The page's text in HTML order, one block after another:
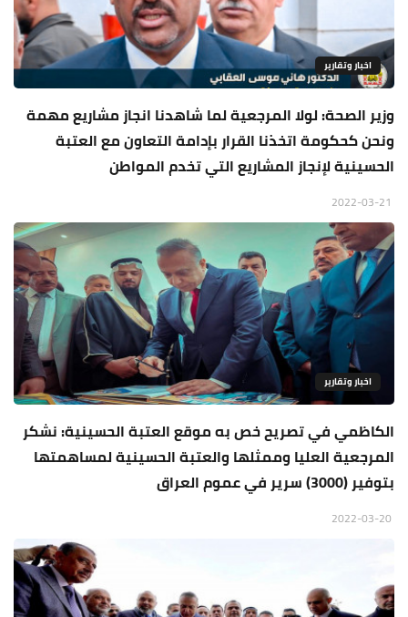
اخبار وتقارير
وزير الصحة: لولا المرجعية لما شاهدنا انجاز مشاريع مهمة
ونحن كحكومة اتخذنا القرار بإدامة التعاون مع العتبة
الحسينية لإنجاز المشاريع التي تخدم المواطن
اخبار وتقارير
الكاظمي في تصريح خص به موقع العتبة الحسينية: نشكر
المرجعية العليا وممثلها والعتبة الحسينية لمساهمتها
بتوفير (3000) سرير في عموم العراق